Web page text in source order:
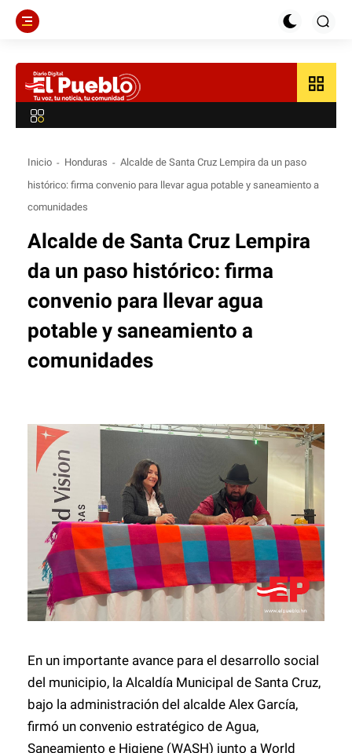
grid_view
Inicio Honduras
Alcalde de Santa Cruz Lempira da un paso
histórico: firma convenio para llevar agua potable y saneamiento a
comunidades
Alcalde de Santa Cruz Lempira
da un paso histórico: firma
convenio para llevar agua
potable y saneamiento a
comunidades
En un importante avance para el desarrollo social
del municipio, la Alcaldía Municipal deSanta Cruz,
bajo la administración del alcaldeAlex García,
firmó un convenio estratégico de Agua,
Saneamiento e Higiene (WASH) junto aWorld